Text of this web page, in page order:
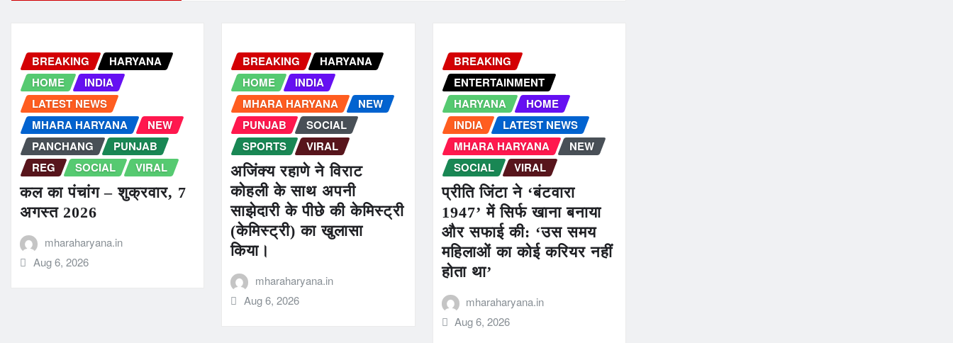
BREAKING
HARYANA
HOME
INDIA
LATEST NEWS
MHARA HARYANA
NEW
PANCHANG
PUNJAB
REG
SOCIAL VIRAL
कल का पंचांग – शुक्रवार, 7
अगस्त 2026
mharaharyana.in
Aug 6, 2026
BREAKING
HARYANA
HOME
INDIA
MHARA HARYANA
NEW
PUNJAB
SOCIAL
SPORTS
VIRAL
अजिंक्य रहाणे ने विराट
कोहली के साथ अपनी
साझेदारी के पीछे की केमिस्ट्री
(केमिस्ट्री) का खुलासा
किया।
mharaharyana.in
Aug 6, 2026
BREAKING
ENTERTAINMENT
HARYANA
HOME
INDIA
LATEST NEWS
MHARA HARYANA
NEW
SOCIAL
VIRAL
प्रीति जिंटा ने ‘बंटवारा
1947’ में सिर्फ खाना बनाया
और सफाई की: ‘उस समय
महिलाओं का कोई करियर नहीं
होता था’
mharaharyana.in
Aug 6, 2026